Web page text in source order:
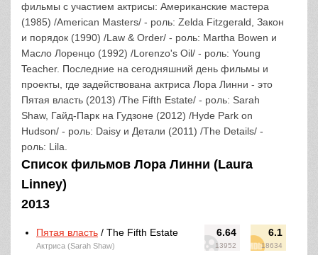
фильмы с участием актрисы: Американские мастера
(1985) /American Masters/ - роль: Zelda Fitzgerald, Закон
и порядок (1990) /Law & Order/ - роль: Martha Bowen и
Масло Лоренцо (1992) /Lorenzo's Oil/ - роль: Young
Teacher. Последние на сегодняшний день фильмы и
проекты, где задействована актриса Лора Линни - это
Пятая власть (2013) /The Fifth Estate/ - роль: Sarah
Shaw, Гайд-Парк на Гудзоне (2012) /Hyde Park on
Hudson/ - роль: Daisy и Детали (2011) /The Details/ -
роль: Lila.
Список фильмов Лора Линни (Laura
Linney)
2013
6.64
13952
6.1
18634
Пятая власть / The Fifth Estate
Актриса (Sarah Shaw)